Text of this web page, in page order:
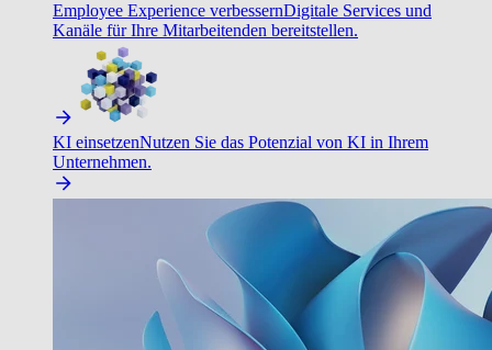
Employee Experience verbessernDigitale Services und
Kanäle für Ihre Mitarbeitenden bereitstellen.
KI einsetzenNutzen Sie das Potenzial von KI in Ihrem
Unternehmen.